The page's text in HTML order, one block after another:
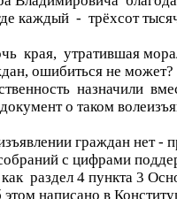
каждый - трёхсот
края, утратившая
ошибиться не
назначили
о таком
граждан нет -
с цифрами
раздел 4 пункта 3
написано в